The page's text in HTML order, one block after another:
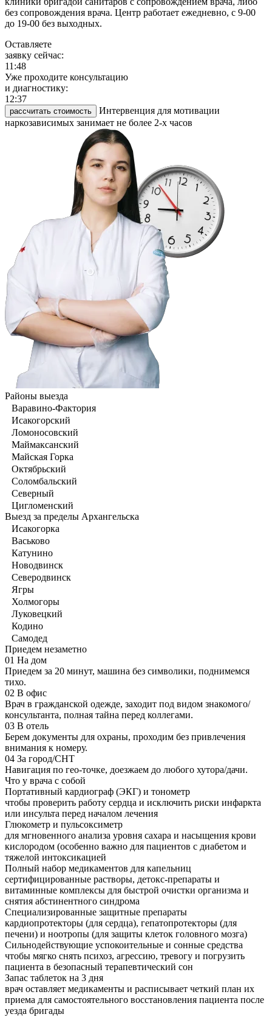
без сопровождения врача. Центр работает ежедневно, с 9-00
до 19-00 без выходных.
Оставляете
заявку сейчас:
11:48
Уже проходите консультацию
и диагностику:
12:37
рассчитать стоимость
Интервенция для мотивации
наркозависимых занимает не более 2-х часов
Районы выезда
Варавино-Фактория
Исакогорский
Ломоносовский
Маймаксанский
Майская Горка
Октябрьский
Соломбальский
Северный
Цигломенский
Выезд за пределы Архангельска
Исакогорка
Васьково
Катунино
Новодвинск
Северодвинск
Ягры
Холмогоры
Луковецкий
Кодино
Самодед
Приедем незаметно
01 На дом
Приедем за 20 минут, машина без символики, поднимемся
тихо.
02 В офис
Врач в гражданской одежде, заходит под видом знакомого/
консультанта, полная тайна перед коллегами.
03 В отель
Берем документы для охраны, проходим без привлечения
внимания к номеру.
04 За город/СНТ
Навигация по гео-точке, доезжаем до любого хутора/дачи.
Что у врача с собой
Портативный кардиограф (ЭКГ) и тонометр
чтобы проверить работу сердца и исключить риски инфаркта
или инсульта перед началом лечения
Глюкометр и пульсоксиметр
для мгновенного анализа уровня сахара и насыщения крови
кислородом (особенно важно для пациентов с диабетом и
тяжелой интоксикацией
Полный набор медикаментов для капельниц
сертифицированные растворы, детокс-препараты и
витаминные комплексы для быстрой очистки организма и
снятия абстинентного синдрома
Специализированные защитные препараты
кардиопротекторы (для сердца), гепатопротекторы (для
печени) и ноотропы (для защиты клеток головного мозга)
Сильнодействующие успокоительные и сонные средства
чтобы мягко снять психоз, агрессию, тревогу и погрузить
пациента в безопасный терапевтический сон
Запас таблеток на 3 дня
врач оставляет медикаменты и расписывает четкий план их
приема для самостоятельного восстановления пациента после
уезда бригады